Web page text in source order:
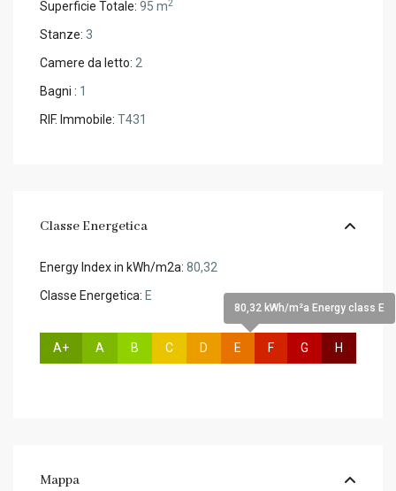
Superficie Totale: 95 m2
Stanze: 3
Camere da letto: 2
Bagni : 1
RIF. Immobile: T431
Classe Energetica
Energy Index in kWh/m2a: 80,32
Classe Energetica: E
A+ A B C D
80,32 kWh/m²a Energy class E
E F G H
Mappa